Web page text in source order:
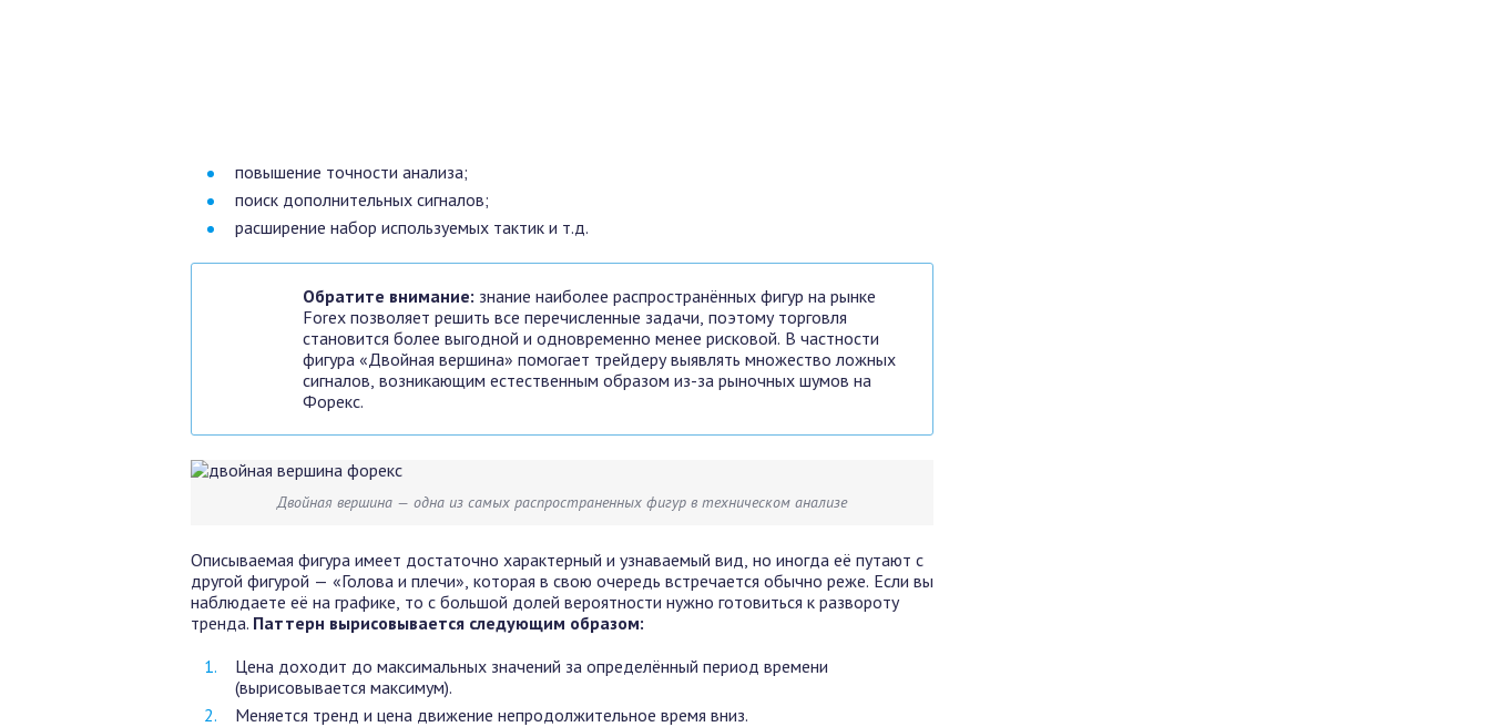
повышение точности анализа;
поиск дополнительных сигналов;
расширение набор используемых тактик и т.д.
Обратите внимание: знание наиболее распространённых фигур на рынке
Forex позволяет решить все перечисленные задачи, поэтому торговля
становится более выгодной и одновременно менее рисковой. В частности
фигура «Двойная вершина» помогает трейдеру выявлять множество ложных
сигналов, возникающим естественным образом из-за рыночных шумов на
Форекс.
Двойная вершина — одна из самых распространенных фигур в техническом анализе
Описываемая фигура имеет достаточно характерный и узнаваемый вид, но иногда её путают с
другой фигурой — «Голова и плечи», которая в свою очередь встречается обычно реже. Если вы
наблюдаете её на графике, то с большой долей вероятности нужно готовиться к развороту
тренда. Паттерн вырисовывается следующим образом:
Цена доходит до максимальных значений за определённый период времени
(вырисовывается максимум).
Меняется тренд и цена движение непродолжительное время вниз.